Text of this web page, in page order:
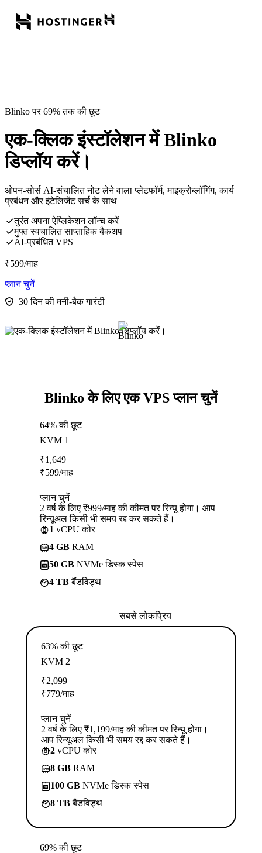
Blinko पर 69% तक की छूट
एक-क्लिक इंस्टॉलेशन में Blinko
डिप्लॉय करें।
ओपन-सोर्स AI-संचालित नोट लेने वाला प्लेटफॉर्म, माइक्रोब्लॉगिंग, कार्य
प्रबंधन और इंटेलिजेंट सर्च के साथ
तुरंत अपना ऐप्लिकेशन लॉन्च करें
मुफ्त स्वचालित साप्ताहिक बैकअप
AI-प्रबंधित VPS
₹599/माह
प्लान चुनें
30 दिन की मनी-बैक गारंटी
Blinko के लिए एक VPS प्लान चुनें
64% की छूट
KVM 1
₹1,649
₹599/माह
प्लान चुनें
2 वर्ष के लिए ₹999/माह की कीमत पर रिन्यू होगा। आप
रिन्यूअल किसी भी समय रद्द कर सकते हैं।
1 vCPU कोर
4 GB RAM
50 GB NVMe डिस्क स्पेस
4 TBबैंडविड्थ
सबसे लोकप्रिय
63% की छूट
KVM 2
₹2,099
₹779/माह
प्लान चुनें
2 वर्ष के लिए ₹1,199/माह की कीमत पर रिन्यू होगा।
आप रिन्यूअल किसी भी समय रद्द कर सकते हैं।
2 vCPU कोर
8 GB RAM
100 GB NVMe डिस्क स्पेस
8 TBबैंडविड्थ
69% की छूट